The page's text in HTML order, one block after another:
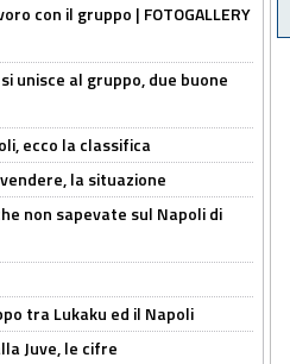
con il gruppo | FOTOGALLERY
unisce al gruppo, due buone
ecco la classifica
la situazione
non sapevate sul Napoli di
tra Lukaku ed il Napoli
Juve, le cifre